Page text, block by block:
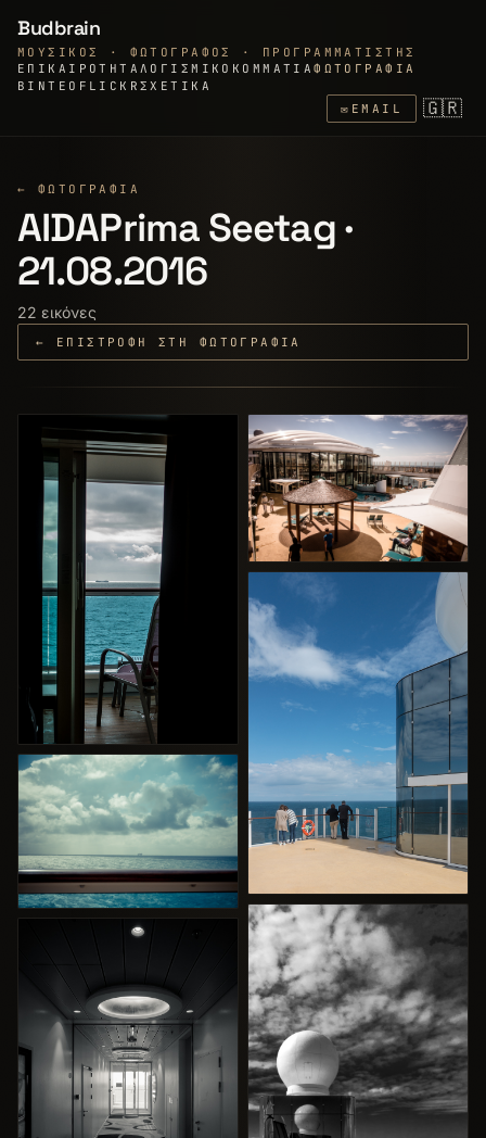
Budbrain
ΜΟΥΣΙΚΌΣ · ΦΩΤΟΓΡΆΦΟΣ · ΠΡΟΓΡΑΜΜΑΤΙΣΤΉΣ
ΕΠΙΚΑΙΡΌΤΗΤΑΛΟΓΙΣΜΙΚΌ ΚΟΜΜΆΤΙΑΦΩΤΟΓΡΑΦΊΑ
ΒΊΝΤΕΟ FLICKRΣΧΕΤΙΚΆ
✉ EMAIL 🇬🇷
← ΦΩΤΟΓΡΑΦΊΑ
AIDAPrima Seetag ·
21.08.2016
22 εικόνες
← ΕΠΙΣΤΡΟΦΉ ΣΤΗ ΦΩΤΟΓΡΑΦΊΑ